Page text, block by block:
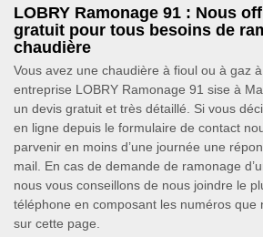
LOBRY Ramonage 91 : Nous
gratuit pour tous besoins de
chaudière
Vous avez une chaudière à fioul ou à gaz
entreprise LOBRY Ramonage 91 sise à
un devis gratuit et très détaillé. Si vous
en ligne depuis le formulaire de contact
parvenir en moins d’une journée une
mail. En cas de demande de ramonage
nous vous conseillons de nous joindre le
téléphone en composant les numéros que
sur cette page.